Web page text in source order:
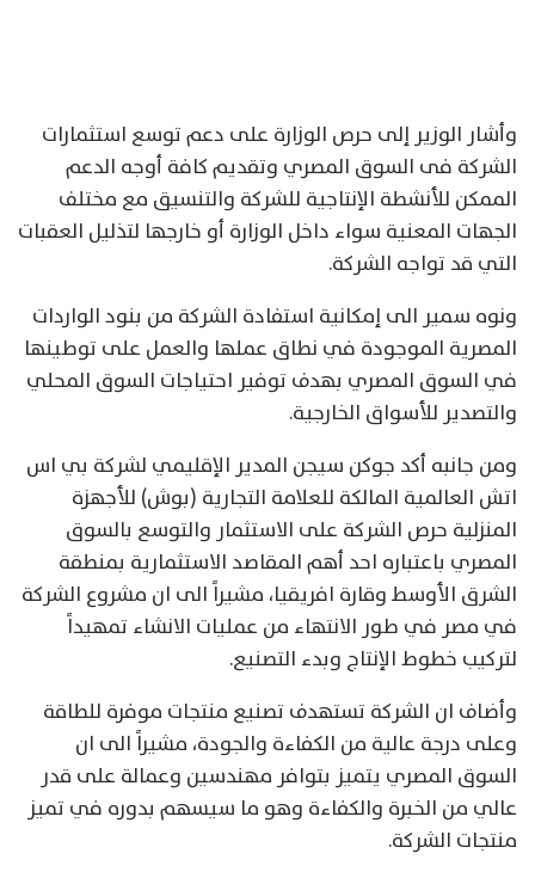
وأشار الوزير إلى حرص الوزارة على دعم توسع استثمارات
الشركة فى السوق المصري وتقديم كافة أوجه الدعم
الممكن للأنشطة الإنتاجية للشركة والتنسيق مع مختلف
الجهات المعنية سواء داخل الوزارة أو خارجها لتذليل العقبات
التي قد تواجه الشركة.
ونوه سمير الى إمكانية استفادة الشركة من بنود الواردات
المصرية الموجودة في نطاق عملها والعمل على توطينها
في السوق المصري بهدف توفير احتياجات السوق المحلي
والتصدير للأسواق الخارجية.
ومن جانبه أكد جوكن سيجن المدير الإقليمي لشركة بي اس
اتش العالمية المالكة للعلامة التجارية (بوش) للأجهزة
المنزلية حرص الشركة على الاستثمار والتوسع بالسوق
المصري باعتباره احد أهم المقاصد الاستثمارية بمنطقة
الشرق الأوسط وقارة افريقيا، مشيراً الى ان مشروع الشركة
في مصر في طور الانتهاء من عمليات الانشاء تمهيداً
لتركيب خطوط الإنتاج وبدء التصنيع.
وأضاف ان الشركة تستهدف تصنيع منتجات موفرة للطاقة
وعلى درجة عالية من الكفاءة والجودة، مشيراً الى ان
السوق المصري يتميز بتوافر مهندسين وعمالة على قدر
عالي من الخبرة والكفاءة وهو ما سيسهم بدوره في تميز
منتجات الشركة.